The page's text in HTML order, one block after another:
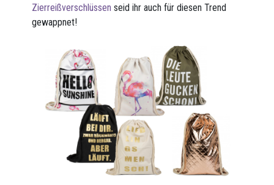
Zierreißverschlüssen seid ihr auch für diesen Trend
gewappnet!